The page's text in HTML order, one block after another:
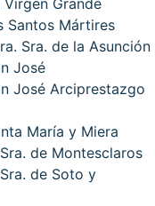
Grande
Santos Mártires
Sra. de la Asunción
José
José Arciprestazgo
María y Miera
de Montesclaros
de Soto y